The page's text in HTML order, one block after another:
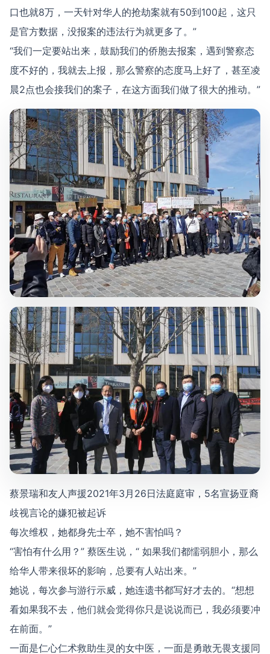
口也就8万，一天针对华人的抢劫案就有50到100起，这只
是官方数据，没报案的违法行为就更多了。”
“我们一定要站出来，鼓励我们的侨胞去报案，遇到警察态
度不好的，我就去上报，那么警察的态度马上好了，甚至凌
晨2点也会接我们的案子，在这方面我们做了很大的推动。”
蔡景瑞和友人声援2021年3月26日法庭庭审，5名宣扬亚裔
歧视言论的嫌犯被起诉
每次维权，她都身先士卒，她不害怕吗？
“害怕有什么用？” 蔡医生说，“ 如果我们都懦弱胆小，那么
给华人带来很坏的影响，总要有人站出来。”
她说，每次参与游行示威，她连遗书都写好才去的。“想想
看如果我不去，他们就会觉得你只是说说而已，我必须要冲
在前面。”
一面是仁心仁术救助生灵的女中医，一面是勇敢无畏支援同